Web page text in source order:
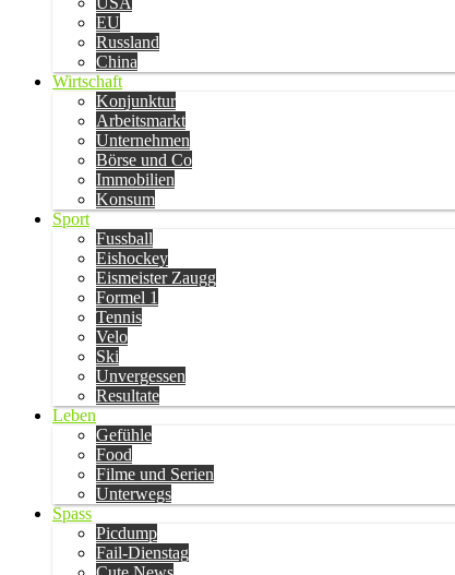
EU
Russland
China
Wirtschaft
Konjunktur
Arbeitsmarkt
Unternehmen
Börse und Co
Immobilien
Konsum
Sport
Fussball
Eishockey
Eismeister Zaugg
Formel 1
Tennis
Velo
Ski
Unvergessen
Resultate
Leben
Gefühle
Food
Filme und Serien
Unterwegs
Spass
Picdump
Fail-Dienstag